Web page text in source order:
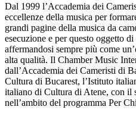
Dal 1999 l’Accademia dei
eccellenze della musica per
grandi pagine della musica da
esecuzione e per questo oggetto
affermandosi sempre più come
alta qualità. Il Chamber Music
dall’Accademia dei Cameristi di
Cultura di Bucarest, l’Istituto
italiano di Cultura di Atene, con il
nell’ambito del programma Per